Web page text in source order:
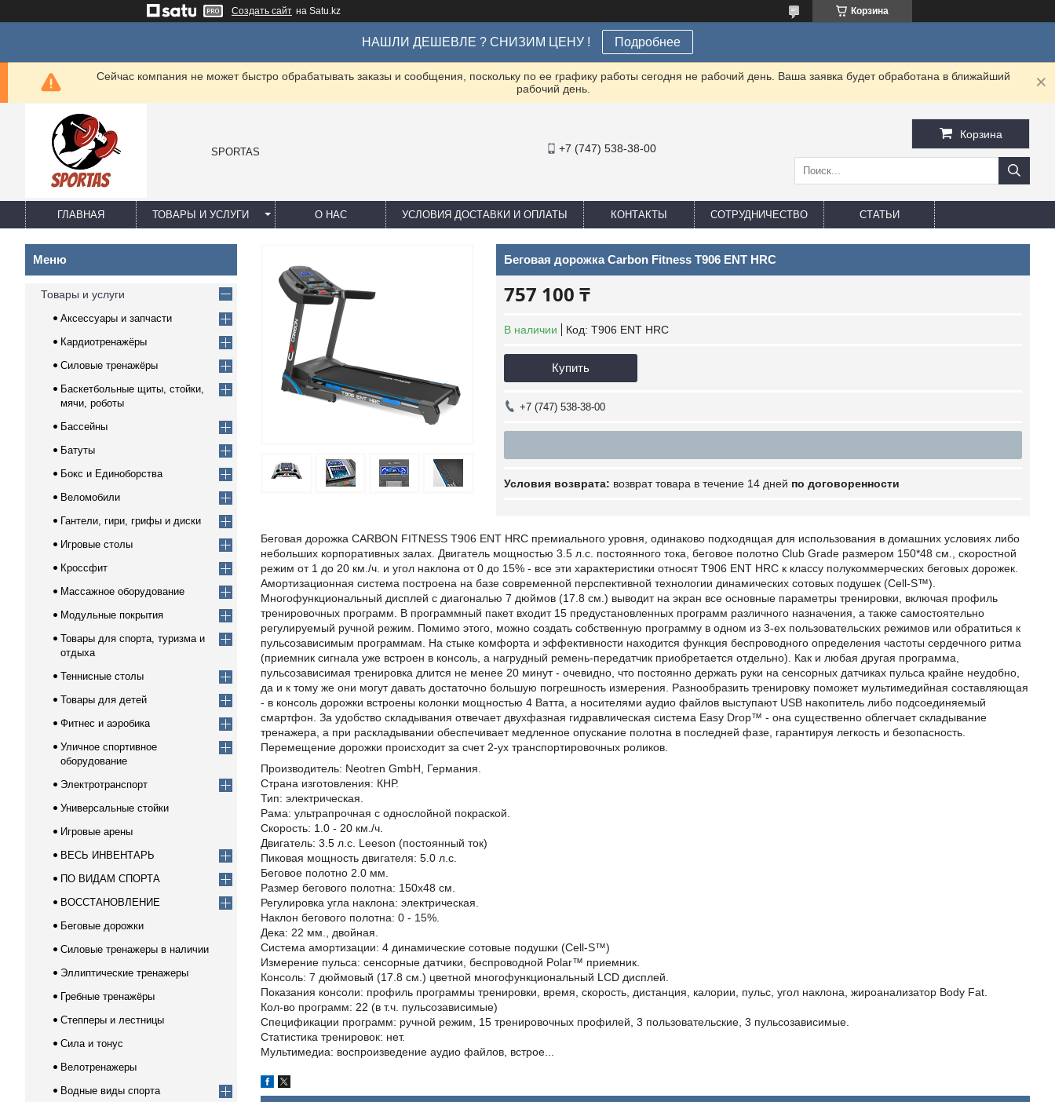
Создать сайт на Satu.kz Корзина
НАШЛИ ДЕШЕВЛЕ ? СНИЗИМ ЦЕНУ ! Подробнее
Сейчас компания не может быстро обрабатывать заказы и сообщения, поскольку по ее графику работы сегодня не рабочий день. Ваша заявка будет обработана в ближайший
рабочий день.
SPORTAS +7 (747) 538-38-00
Корзина
ГЛАВНАЯ ТОВАРЫ И УСЛУГИ О НАС УСЛОВИЯ ДОСТАВКИ И ОПЛАТЫ КОНТАКТЫ СОТРУДНИЧЕСТВО СТАТЬИ
Беговая дорожка Carbon Fitness T906 ENT HRC
757 100 ₸
В наличии Код: T906 ENT HRC
Купить
+7 (747) 538-38-00
возврат товара в течение 14 дней по договоренности
Беговая дорожка CARBON FITNESS T906 ENT HRC премиального уровня, одинаково подходящая для использования в домашних условиях либо
небольших корпоративных залах. Двигатель мощностью 3.5 л.с. постоянного тока, беговое полотно Club Grade размером 150*48 см., скоростной
режим от 1 до 20 км./ч. и угол наклона от 0 до 15% - все эти характеристики относят T906 ENT HRC к классу полукоммерческих беговых дорожек.
Амортизационная система построена на базе современной перспективной технологии динамических сотовых подушек (Cell-S™).
Многофункциональный дисплей с диагональю 7 дюймов (17.8 см.) выводит на экран все основные параметры тренировки, включая профиль
тренировочных программ. В программный пакет входит 15 предустановленных программ различного назначения, а также самостоятельно
регулируемый ручной режим. Помимо этого, можно создать собственную программу в одном из 3-ех пользовательских режимов или обратиться к
пульсозависимым программам. На стыке комфорта и эффективности находится функция беспроводного определения частоты сердечного ритма
(приемник сигнала уже встроен в консоль, а нагрудный ремень-передатчик приобретается отдельно). Как и любая другая программа,
пульсозависимая тренировка длится не менее 20 минут - очевидно, что постоянно держать руки на сенсорных датчиках пульса крайне неудобно,
да и к тому же они могут давать достаточно большую погрешность измерения. Разнообразить тренировку поможет мультимедийная составляющая
- в консоль дорожки встроены колонки мощностью 4 Ватта, а носителями аудио файлов выступают USB накопитель либо подсоединяемый
смартфон. За удобство складывания отвечает двухфазная гидравлическая система Easy Drop™ - она существенно облегчает складывание
тренажера, а при раскладывании обеспечивает медленное опускание полотна в последней фазе, гарантируя легкость и безопасность.
Перемещение дорожки происходит за счет 2-ух транспортировочных роликов.
Производитель: Neotren GmbH, Германия.
Страна изготовления: КНР.
Тип: электрическая.
Рама: ультрапрочная с однослойной покраской.
Скорость: 1.0 - 20 км./ч.
Двигатель: 3.5 л.с. Leeson (постоянный ток)
Пиковая мощность двигателя: 5.0 л.с.
Беговое полотно 2.0 мм.
Размер бегового полотна: 150х48 см.
Регулировка угла наклона: электрическая.
Наклон бегового полотна: 0 - 15%.
Дека: 22 мм., двойная.
Система амортизации: 4 динамические сотовые подушки (Cell-S™)
Измерение пульса: сенсорные датчики, беспроводной Polar™ приемник.
Консоль: 7 дюймовый (17.8 см.) цветной многофункциональный LCD дисплей.
Показания консоли: профиль программы тренировки, время, скорость, дистанция, калории, пульс, угол наклона, жироанализатор Body Fat.
Кол-во программ: 22 (в т.ч. пульсозависимые)
Спецификации программ: ручной режим, 15 тренировочных профилей, 3 пользовательские, 3 пульсозависимые.
Статистика тренировок: нет.
Мультимедиа: воспроизведение аудио файлов, встрое...
Товары и услуги
Аксессуары и запчасти
Кардиотренажёры
Силовые тренажёры
Баскетбольные щиты, стойки,
мячи, роботы
Бассейны
Батуты
Бокс и Единоборства
Веломобили
Гантели, гири, грифы и диски
Игровые столы
Кроссфит
Массажное оборудование
Модульные покрытия
Товары для спорта, туризма и
отдыха
Теннисные столы
Товары для детей
Фитнес и аэробика
Уличное спортивное
оборудование
Электротранспорт
Универсальные стойки
Игровые арены
ВЕСЬ ИНВЕНТАРЬ
ПО ВИДАМ СПОРТА
ВОССТАНОВЛЕНИЕ
Беговые дорожки
Силовые тренажеры в наличии
Эллиптические тренажеры
Гребные тренажёры
Степперы и лестницы
Сила и тонус
Велотренажеры
Водные виды спорта